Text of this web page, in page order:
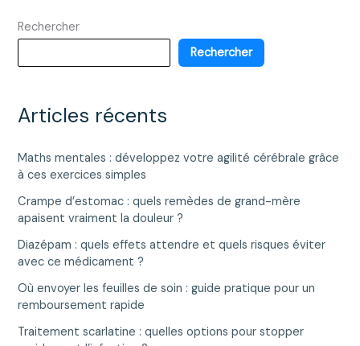
Rechercher
Rechercher
Articles récents
Maths mentales : développez votre agilité cérébrale grâce
à ces exercices simples
Crampe d’estomac : quels remèdes de grand-mère
apaisent vraiment la douleur ?
Diazépam : quels effets attendre et quels risques éviter
avec ce médicament ?
Où envoyer les feuilles de soin : guide pratique pour un
remboursement rapide
Traitement scarlatine : quelles options pour stopper